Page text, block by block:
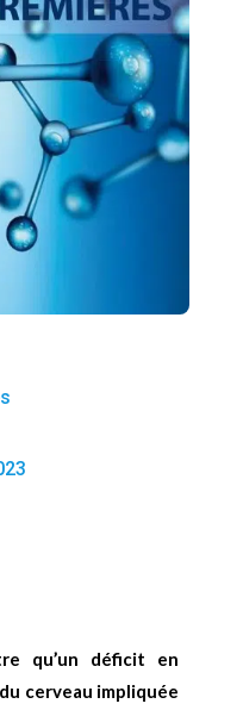
qu’un déficit en
cerveau impliquée